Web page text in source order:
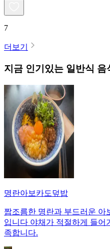
7
더보기
지금 인기있는 일반식 음
명란아보카도덮밥
짭조름한 명란과 부드러운 아
입니다 야채가 적절하게 들어
족합니다.